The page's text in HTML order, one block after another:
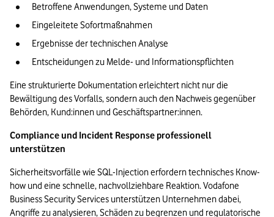
Betroffene Anwendungen, Systeme und Daten
Eingeleitete Sofortmaßnahmen
Ergebnisse der technischen Analyse
Entscheidungen zu Melde- und Informationspflichten
Eine strukturierte Dokumentation erleichtert nicht nur die
Bewältigung des Vorfalls, sondern auch den Nachweis gegenüber
Behörden, Kund:innen und Geschäftspartner:innen.
Compliance und Incident Response professionell
unterstützen
Sicherheitsvorfälle wie SQL-Injection erfordern technisches Know-
how und eine schnelle, nachvollziehbare Reaktion. Vodafone
Business Security Services unterstützen Unternehmen dabei,
Angriffe zu analysieren, Schäden zu begrenzen und regulatorische